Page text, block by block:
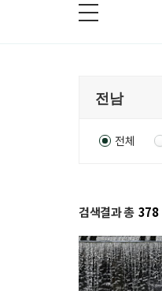
전체
검색결과 총 378